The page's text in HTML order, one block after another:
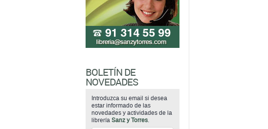
BOLETÍN DE
NOVEDADES
Introduzca su email si desea
estar informado de las
novedades y actividades de la
librería Sanz y Torres.